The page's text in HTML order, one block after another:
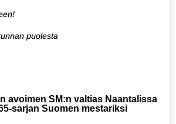
puolesta
avoimen SM:n valtias Naantalissa
sarjan Suomen mestariksi